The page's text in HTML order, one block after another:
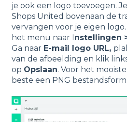
je ook een logo toevoegen.
Shops United bovenaan de
vervangen voor je eigen
het menu naar Instellingen
Ga naar E-mail logo URL,
van de afbeelding en klik
op Opslaan. Voor het
beste een PNG